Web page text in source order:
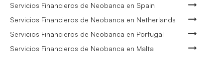
Servicios Financieros de Neobanca en Spain
Servicios Financieros de Neobanca en Netherlands
Servicios Financieros de Neobanca en Portugal
Servicios Financieros de Neobanca en Malta